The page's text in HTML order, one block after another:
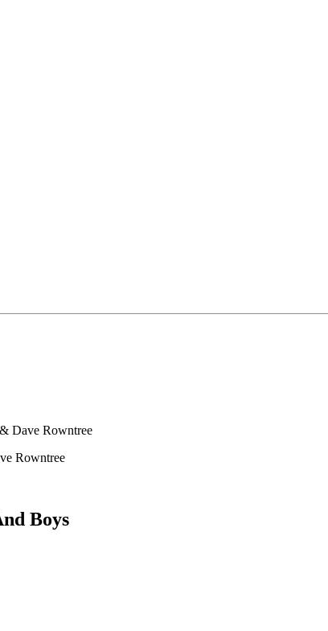
Dave Rowntree
Rowntree
Boys